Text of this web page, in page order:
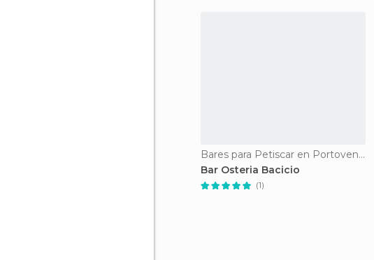
Bares para Petiscar en Portovenere
Bar Osteria Bacicio
(1)